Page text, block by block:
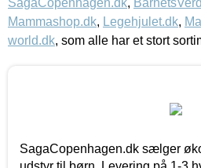
Mammashop.dk, Legehjulet.dk,
world.dk, som alle har et stort
SagaCopenhagen.dk sælger